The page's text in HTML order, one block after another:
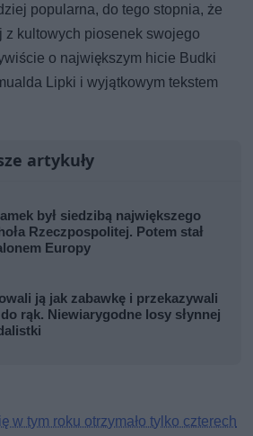
popularna, do tego stopnia, że
z kultowych piosenek swojego
o największym hicie Budki
Lipki i wyjątkowym tekstem
artykuły
był siedzibą największego
Rzeczpospolitej. Potem stał
Europy
ją jak zabawkę i przekazywali
rąk. Niewiarygodne losy słynnej
w tym roku otrzymało tylko czterech